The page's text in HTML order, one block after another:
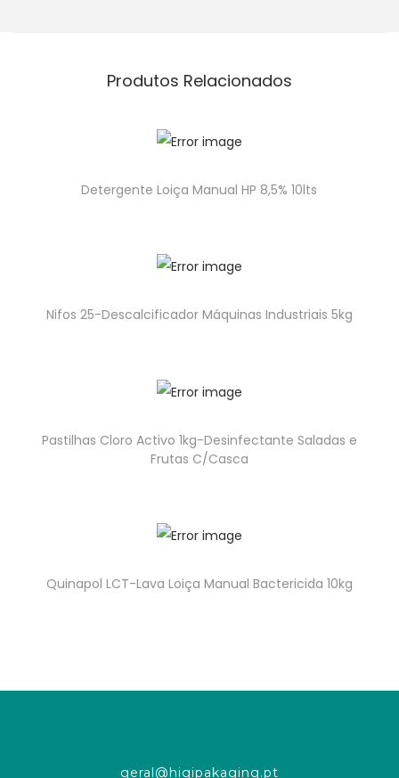
Produtos Relacionados
Detergente Loiça Manual HP 8,5% 10lts
Nifos 25-Descalcificador Máquinas Industriais 5kg
Pastilhas Cloro Activo 1kg-Desinfectante Saladas e
Frutas C/Casca
Quinapol LCT-Lava Loiça Manual Bactericida 10kg
geral@higipakaging.pt